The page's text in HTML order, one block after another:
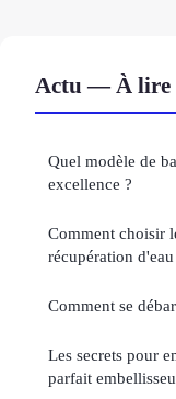
Actu — À lire
Quel modèle de
excellence ?
Comment choisir
récupération
Comment se
Les secrets pour
parfait